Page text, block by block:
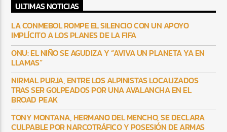
ULTIMAS NOTICIAS
LA CONMEBOL ROMPE EL SILENCIO CON UN APOYO
IMPLÍCITO A LOS PLANES DE LA FIFA
ONU: EL NIÑO SE AGUDIZA Y “AVIVA UN PLANETA YA EN
LLAMAS”
NIRMAL PURJA, ENTRE LOS ALPINISTAS LOCALIZADOS
TRAS SER GOLPEADOS POR UNA AVALANCHA EN EL
BROAD PEAK
TONY MONTANA, HERMANO DEL MENCHO, SE DECLARA
CULPABLE POR NARCOTRÁFICO Y POSESIÓN DE ARMAS